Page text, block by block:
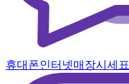
휴대폰인터넷매장시세표